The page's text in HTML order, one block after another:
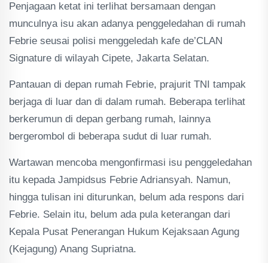
Penjagaan ketat ini terlihat bersamaan dengan
munculnya isu akan adanya penggeledahan di rumah
Febrie seusai polisi menggeledah kafe de’CLAN
Signature di wilayah Cipete, Jakarta Selatan.
Pantauan di depan rumah Febrie, prajurit TNI tampak
berjaga di luar dan di dalam rumah. Beberapa terlihat
berkerumun di depan gerbang rumah, lainnya
bergerombol di beberapa sudut di luar rumah.
Wartawan mencoba mengonfirmasi isu penggeledahan
itu kepada Jampidsus Febrie Adriansyah. Namun,
hingga tulisan ini diturunkan, belum ada respons dari
Febrie. Selain itu, belum ada pula keterangan dari
Kepala Pusat Penerangan Hukum Kejaksaan Agung
(Kejagung) Anang Supriatna.